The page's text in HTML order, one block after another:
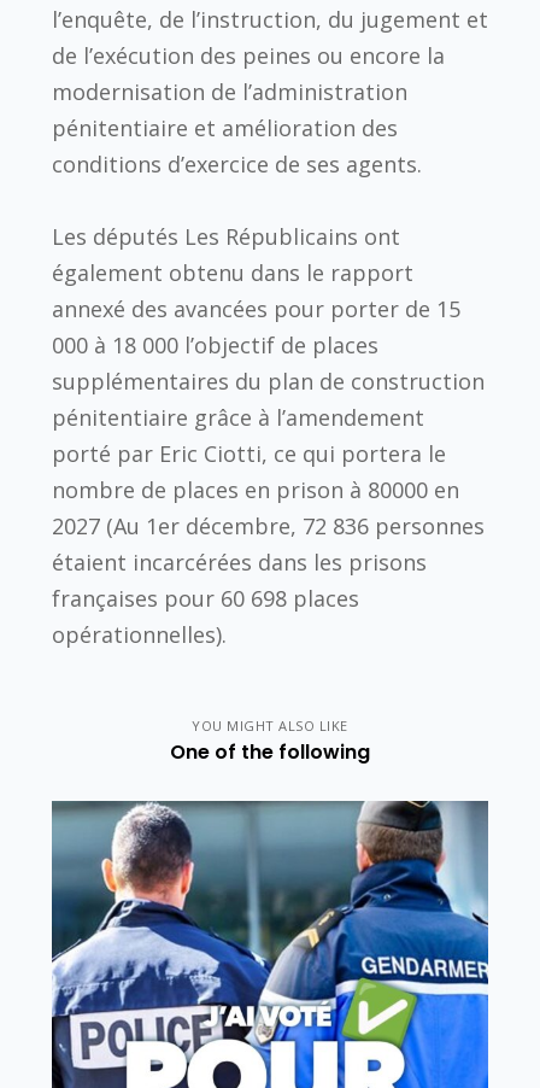
l’enquête, de l’instruction, du jugement et
de l’exécution des peines ou encore la
modernisation de l’administration
pénitentiaire et amélioration des
conditions d’exercice de ses agents.
Les députés Les Républicains ont
également obtenu dans le rapport
annexé des avancées pour porter de 15
000 à 18 000 l’objectif de places
supplémentaires du plan de construction
pénitentiaire grâce à l’amendement
porté par Eric Ciotti, ce qui portera le
nombre de places en prison à 80000 en
2027 (Au 1er décembre, 72 836 personnes
étaient incarcérées dans les prisons
françaises pour 60 698 places
opérationnelles).
YOU MIGHT ALSO LIKE
One of the following